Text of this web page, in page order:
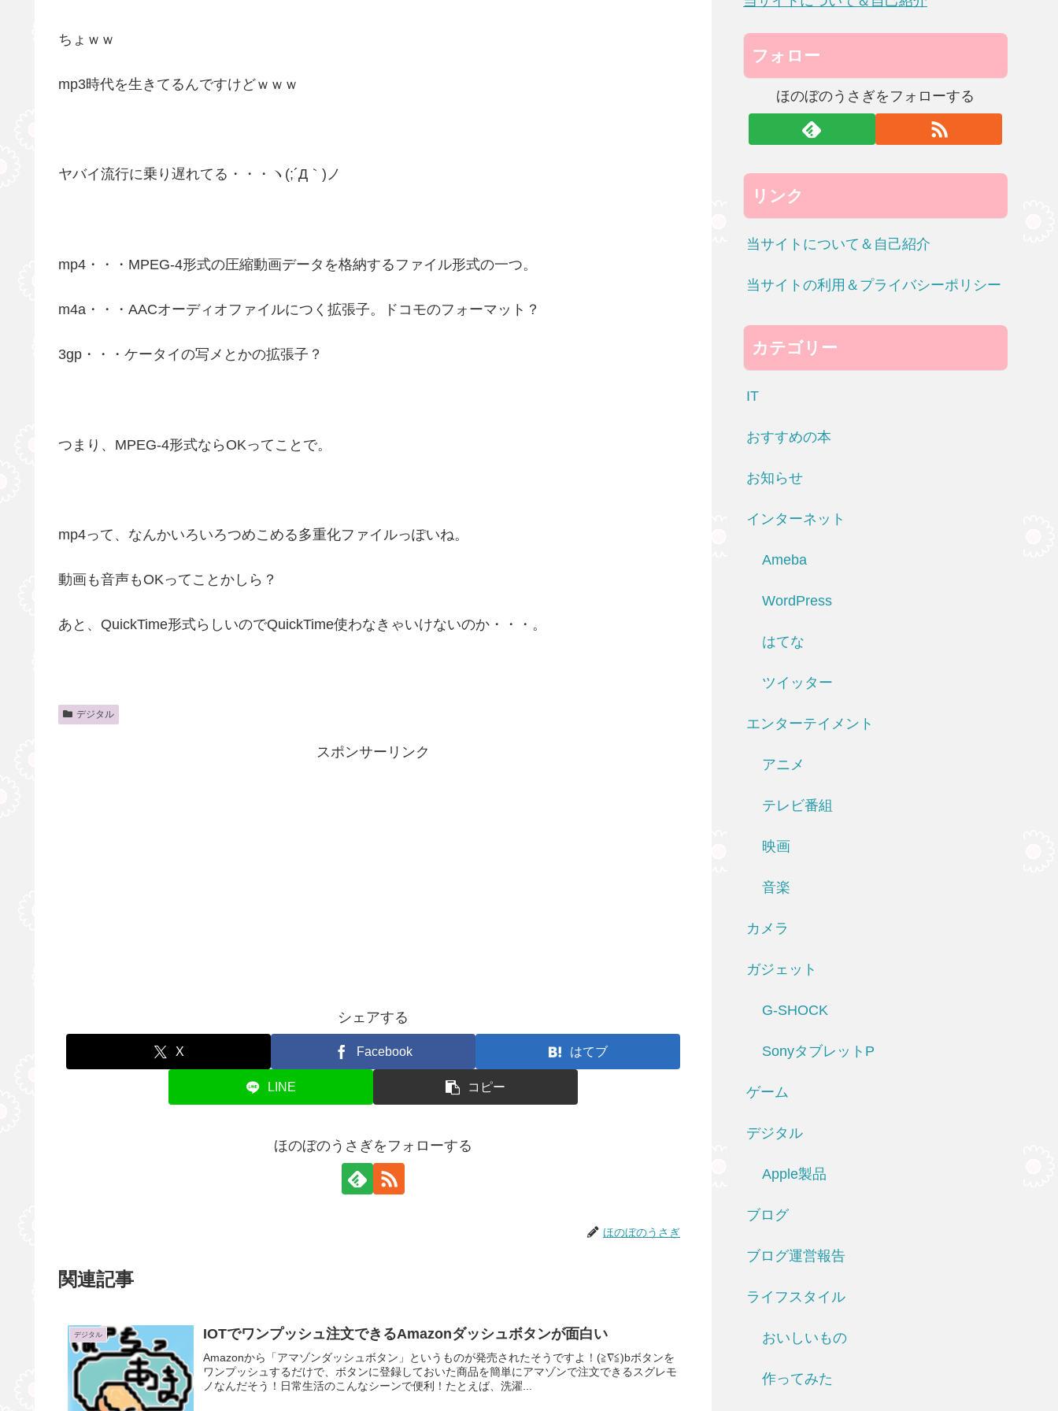
ちょｗｗ
mp3時代を生きてるんですけどｗｗｗ
ヤバイ流行に乗り遅れてる・・・ヽ(;´Д｀)ノ
mp4・・・MPEG-4形式の圧縮動画データを格納するファイル形式の一つ。
m4a・・・AACオーディオファイルにつく拡張子。ドコモのフォーマット？
3gp・・・ケータイの写メとかの拡張子？
つまり、MPEG-4形式ならOKってことで。
mp4って、なんかいろいろつめこめる多重化ファイルっぽいね。
動画も音声もOKってことかしら？
あと、QuickTime形式らしいのでQuickTime使わなきゃいけないのか・・・。
デジタル
スポンサーリンク
シェアする
X Facebook はてブ
LINE コピー
ほのぼのうさぎをフォローする
ほのぼのうさぎ
関連記事
デジタル IOTでワンプッシュ注文できるAmazonダッシュボタンが面白い
Amazonから「アマゾンダッシュボタン」というものが発売されたそうですよ！(≧∇≦)bボタンを
ワンプッシュするだけで、ボタンに登録しておいた商品を簡単にアマゾンで注文できるスグレモ
ノなんだそう！日常生活のこんなシーンで便利！たとえば、洗濯...
フォロー
ほのぼのうさぎをフォローする
リンク
当サイトについて＆自己紹介
当サイトの利用＆プライバシーポリシー
カテゴリー
IT
おすすめの本
お知らせ
インターネット
Ameba
WordPress
はてな
ツイッター
エンターテイメント
アニメ
テレビ番組
映画
音楽
カメラ
ガジェット
G-SHOCK
SonyタブレットP
ゲーム
デジタル
Apple製品
ブログ
ブログ運営報告
ライフスタイル
おいしいもの
作ってみた